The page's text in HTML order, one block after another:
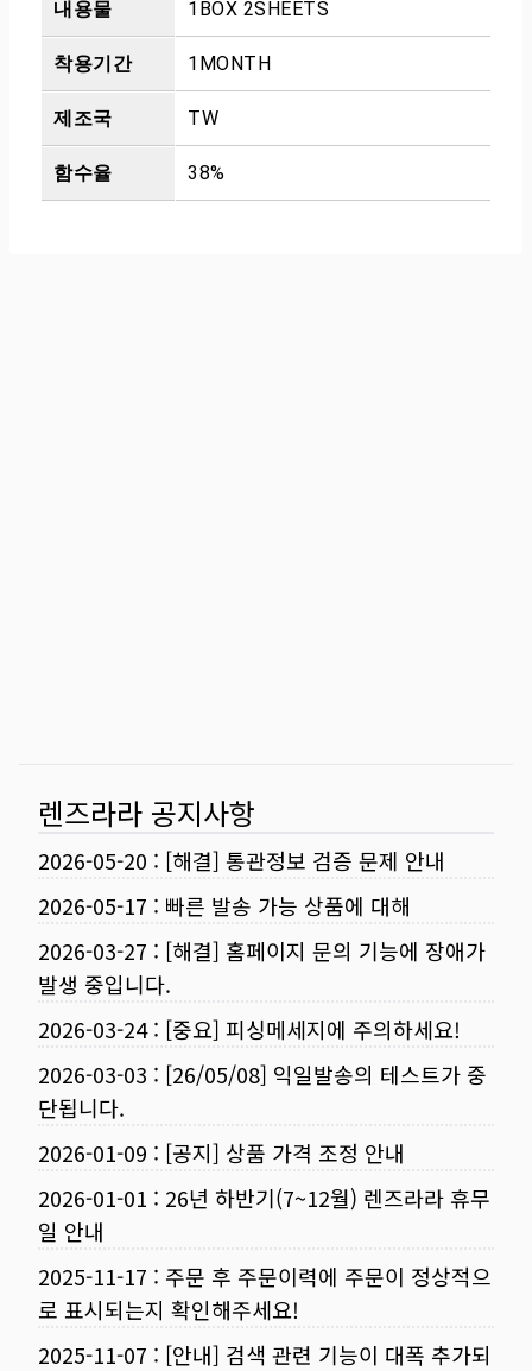
내용물 1BOX 2SHEETS
착용기간 1MONTH
제조국 TW
함수율 38%
렌즈라라 공지사항
2026-05-20 : [해결] 통관정보 검증 문제 안내
2026-05-17 : 빠른 발송 가능 상품에 대해
2026-03-27 : [해결] 홈페이지 문의 기능에 장애가
발생 중입니다.
2026-03-24: [중요] 피싱메세지에 주의하세요!
2026-03-03 : [26/05/08] 익일발송의 테스트가 중
단됩니다.
2026-01-09 : [공지] 상품 가격 조정 안내
2026-01-01 : 26년 하반기(7~12월) 렌즈라라 휴무
일 안내
2025-11-17 : 주문 후 주문이력에 주문이 정상적으
로 표시되는지 확인해주세요!
2025-11-07 : [안내] 검색 관련 기능이 대폭 추가되